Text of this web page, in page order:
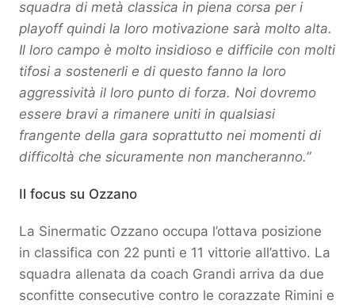
squadra di metà classica in piena corsa per i
playoff quindi la loro motivazione sarà molto alta.
Il loro campo è molto insidioso e difficile con molti
tifosi a sostenerli e di questo fanno la loro
aggressività il loro punto di forza. Noi dovremo
essere bravi a rimanere uniti in qualsiasi
frangente della gara soprattutto nei momenti di
difficoltà che sicuramente non mancheranno.”
Il focus su Ozzano
La Sinermatic Ozzano occupa l’ottava posizione
in classifica con 22 punti e 11 vittorie all’attivo. La
squadra allenata da coach Grandi arriva da due
sconfitte consecutive contro le corazzate Rimini e